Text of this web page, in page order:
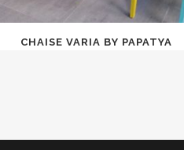
CHAISE VARIA BY PAPATYA